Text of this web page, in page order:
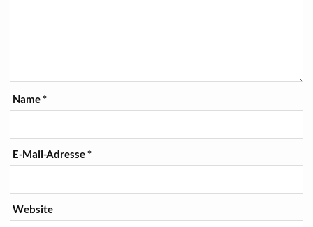
Name*
E-Mail-Adresse*
Website